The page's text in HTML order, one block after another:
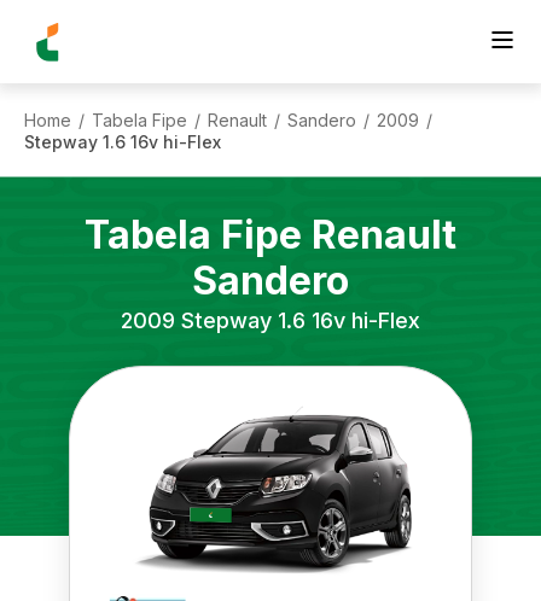
Home / Tabela Fipe / Renault / Sandero / 2009 /
Stepway 1.6 16v hi-Flex
Tabela Fipe Renault
Sandero
2009 Stepway 1.6 16v hi-Flex